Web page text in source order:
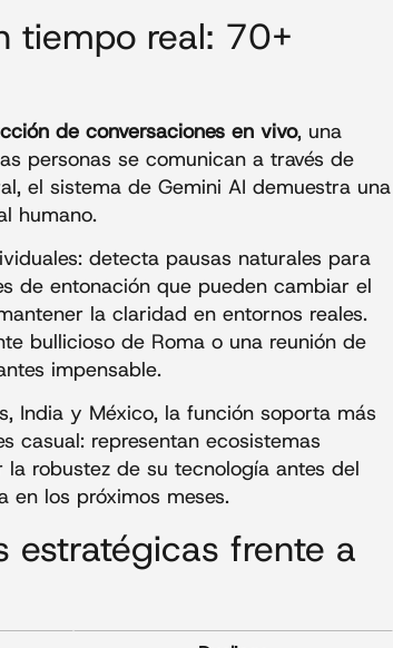
tiempo real: 70+
de conversaciones en vivo, una
personas se comunican a través de
el sistema de Gemini AI demuestra una
humano.
detecta pausas naturales para
de entonación que pueden cambiar el
la claridad en entornos reales.
bullicioso de Roma o una reunión de
impensable.
India y México, la función soporta más
casual: representan ecosistemas
robustez de su tecnología antes del
en los próximos meses.
estratégicas frente a